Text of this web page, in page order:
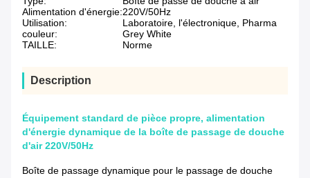
Alimentation d'énergie:220V/50Hz
Utilisation:
Laboratoire, l'électronique, Pharma
couleur:
Grey White
TAILLE:
Norme
Description
Équipement standard de pièce propre, alimentation
d'énergie dynamique de la boîte de passage de douche
d'air 220V/50Hz
Boîte de passage dynamique pour le passage de douche